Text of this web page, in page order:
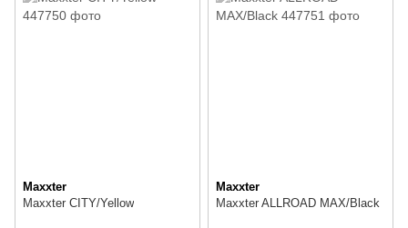
Maxxter
Maxxter CITY/Yellow
Maxxter
Maxxter ALLROAD MAX/Black